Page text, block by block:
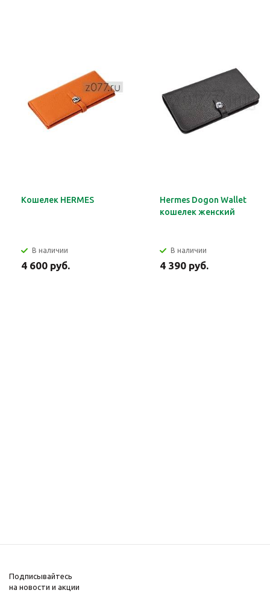
Кошелек HERMES
В наличии
4 600 руб.
Hermes Dogon Wallet
кошелек женский
В наличии
4 390 руб.
Подписывайтесь
на новости и акции